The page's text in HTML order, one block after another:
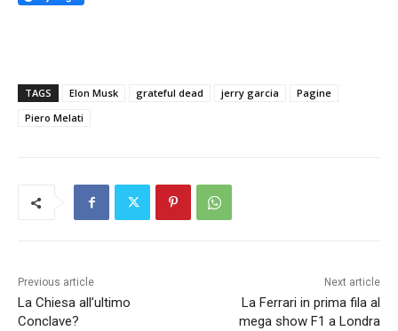
TAGS Elon Musk grateful dead jerry garcia
Pagine
Piero Melati
Previous article
La Chiesa all’ultimo
Conclave?
Next article
La Ferrari in prima fila al
mega show F1 a Londra